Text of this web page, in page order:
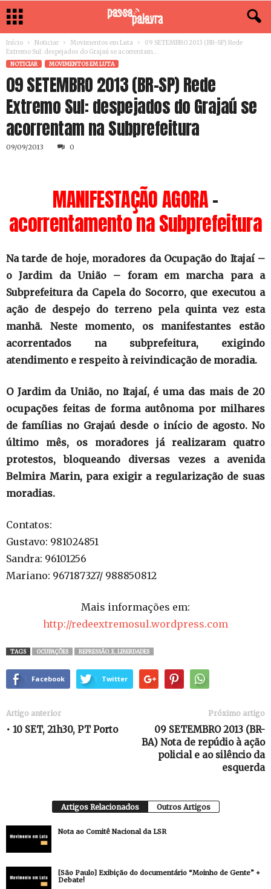
Início Noticiar Movimentos em Luta
09 SETEMBRO 2013 (BR-SP) Rede
Extremo Sul: despejados do Grajaú se acorrentam...
NOTICIAR MOVIMENTOS EM LUTA
09 SETEMBRO 2013 (BR-SP) Rede
Extremo Sul: despejados do Grajaú se
acorrentam na Subprefeitura
09/09/2013 0
MANIFESTAÇÃO AGORA–
acorrentamento na Subprefeitura
Na tarde de hoje, moradores da Ocupação do Itajaí –
o Jardim da União – foram em marcha para a
Subprefeitura da Capela do Socorro, que executou a
ação de despejo do terreno pela quinta vez esta
manhã. Neste momento, os manifestantes estão
acorrentados na subprefeitura, exigindo
atendimento e respeito à reivindicação de moradia.
O Jardim da União, no Itajaí, é uma das mais de 20
ocupações feitas de forma autônoma por milhares
de famílias no Grajaú desde o início de agosto. No
último mês, os moradores já realizaram quatro
protestos, bloqueando diversas vezes a avenida
Belmira Marin, para exigir a regularização de suas
moradias.
Contatos:
Gustavo: 981024851
Sandra: 96101256
Mariano: 967187327/ 988850812
Mais informações em:
http://redeextremosul.wordpress.com
TAGS OCUPAÇÕES REPRESSÃO_E_LIBERDADES
Facebook Twitter
Artigo anterior
• 10 SET, 21h30, PT Porto
Próximo artigo
09 SETEMBRO 2013 (BR-
BA) Nota de repúdio à ação
policial e ao silêncio da
esquerda
Artigos Relacionados Outros Artigos
Nota ao Comitê Nacional da LSR
[São Paulo] Exibição do documentário “Moinho de Gente” +
Debate!